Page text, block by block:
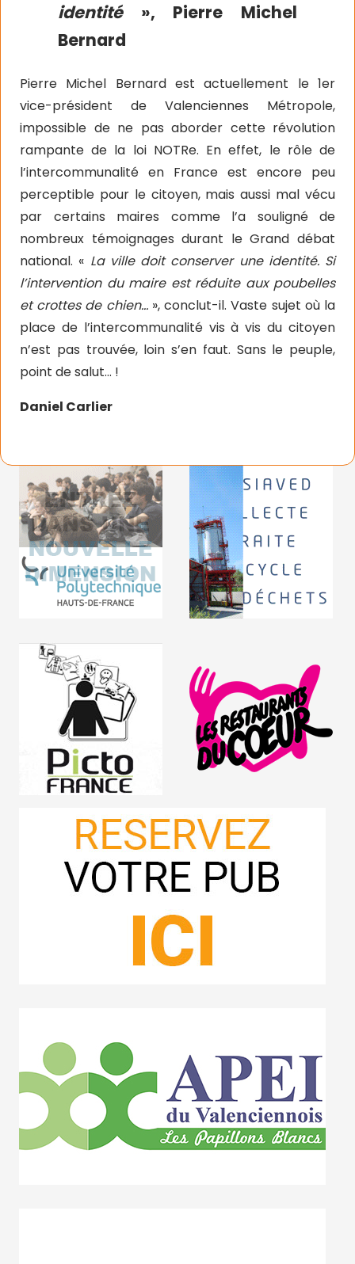
identité», Pierre Michel
Bernard
Pierre Michel Bernard est actuellement le 1er
vice-président de Valenciennes Métropole,
impossible de ne pas aborder cette révolution
rampante de la loi NOTRe. En effet, le rôle de
l’intercommunalité en France est encore peu
perceptible pour le citoyen, mais aussi mal vécu
par certains maires comme l’a souligné de
nombreux témoignages durant le Grand débat
national. « La ville doit conserver une identité. Si
l’intervention du maire est réduite aux poubelles
et crottes de chien…», conclut-il. Vaste sujet où la
place de l’intercommunalité vis à vis du citoyen
n’est pas trouvée, loin s’en faut. Sans le peuple,
point de salut… !
Daniel Carlier